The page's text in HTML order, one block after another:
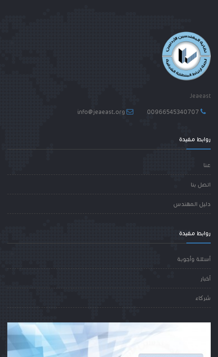
Jeaeast
00966545340707
info@jeaeast.org
روابط مفيدة
عنا
اتصل بنا
دليل المهندس
روابط مفيدة
أسئلة وأجوبة
أخبار
شركاء